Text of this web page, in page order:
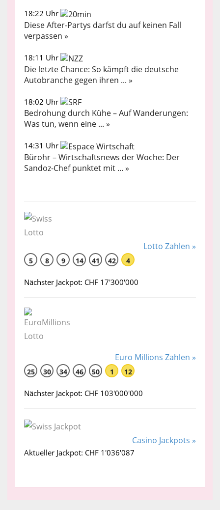
18:22 Uhr
Diese After-Partys darfst du auf keinen Fall
verpassen »
18:11 Uhr
Die letzte Chance: So kämpft die deutsche
Autobranche gegen ihren ... »
18:02 Uhr
Bedrohung durch Kühe – Auf Wanderungen:
Was tun, wenn eine ... »
14:31 Uhr
Bürohr – Wirtschaftsnews der Woche: Der
Sandoz-Chef punktet mit ... »
Lotto Zahlen »
5 8 9 14 41 42 4
Nächster Jackpot: CHF 17'300'000
Euro Millions Zahlen »
25 30 34 46 50 1 12
Nächster Jackpot: CHF 103'000'000
Casino Jackpots »
Aktueller Jackpot: CHF 1'036'087